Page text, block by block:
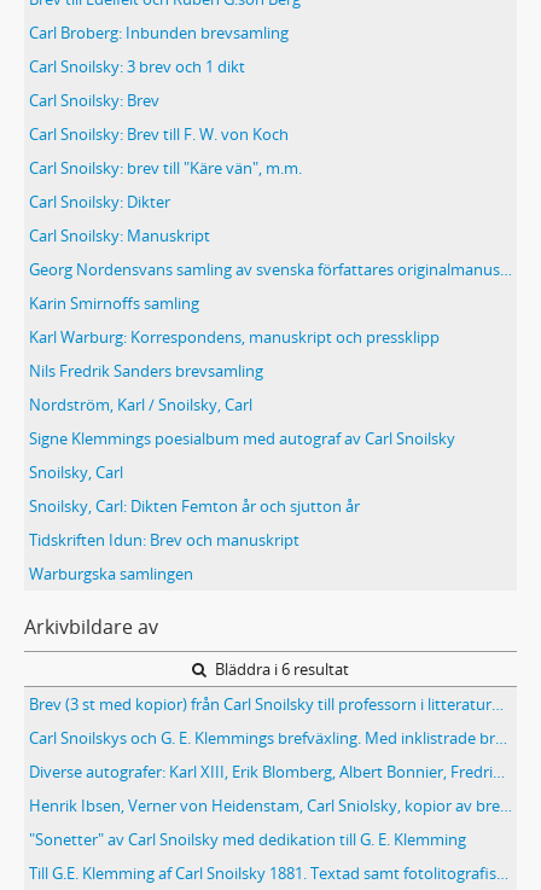
Carl Broberg: Inbunden brevsamling
Carl Snoilsky: 3 brev och 1 dikt
Carl Snoilsky: Brev
Carl Snoilsky: Brev till F. W. von Koch
Carl Snoilsky: brev till "Käre vän", m.m.
Carl Snoilsky: Dikter
Carl Snoilsky: Manuskript
Georg Nordensvans samling av svenska författares originalmanuskript
Karin Smirnoffs samling
Karl Warburg: Korrespondens, manuskript och pressklipp
Nils Fredrik Sanders brevsamling
Nordström, Karl / Snoilsky, Carl
Signe Klemmings poesialbum med autograf av Carl Snoilsky
Snoilsky, Carl
Snoilsky, Carl: Dikten Femton år och sjutton år
Tidskriften Idun: Brev och manuskript
Warburgska samlingen
Arkivbildare av
Bläddra i 6 resultat
Brev (3 st med kopior) från Carl Snoilsky till professorn i litteraturhistoria C.D. Bang
Carl Snoilskys och G. E. Klemmings brefväxling. Med inklistrade brev i original från Snoilsky, Klemming med flera
Diverse autografer: Karl XIII, Erik Blomberg, Albert Bonnier, Fredrika Bremer, A. U. Bååth, Sven Lidman, Einar Malm, Carl Snoilsky
Henrik Ibsen, Verner von Heidenstam, Carl Sniolsky, kopior av brev; Erik Axel Karlfeldt, kopior av dikten "Vårsång i höstlunden"
"Sonetter" av Carl Snoilsky med dedikation till G. E. Klemming
Till G.E. Klemming af Carl Snoilsky 1881. Textad samt fotolitografiskt tryck och med handkolorerad dekor. Grosshandlare Axel Abramsons exemplar med diverse brev m.m. rörande tryckningen